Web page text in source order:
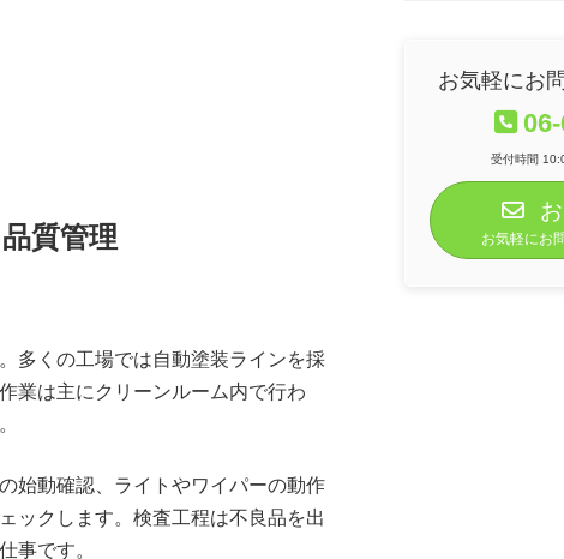
質管理
多くの工場では自動塗装ラインを採
業は主にクリーンルーム内で行わ
始動確認、ライトやワイパーの動作
ックします。検査工程は不良品を出
事です。
お気軽にお
受付時間
お気軽にお